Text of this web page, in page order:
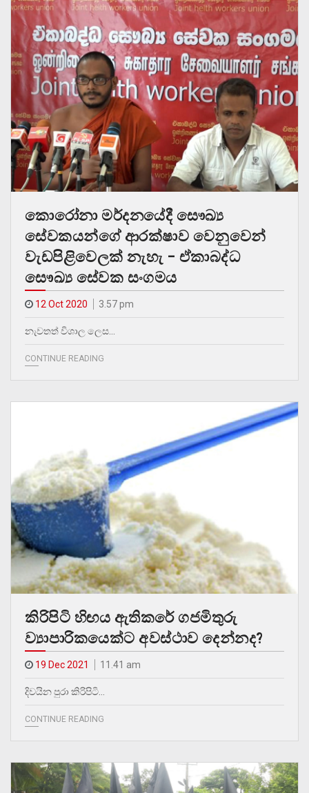
කොරෝනා මර්දනයේදී සෞඛ්‍ය
සේවකයන්ගේ ආරක්ෂාව වෙනුවෙන්
වැඩපිළිවෙලක් නැහැ – ඒකාබද්ධ
සෞඛ්‍ය සේවක සංගමය
12 Oct 2020 3.57 pm
නැවතත් විශාල ලෙස…
CONTINUE READING
කිරිපිටි හිඟය ඇතිකරේ ගජමිතුරු
ව්‍යාපාරිකයෙක්ට අවස්ථාව දෙන්නද?
19 Dec 2021 11.41 am
දිවයින පුරා කිරිපිටි…
CONTINUE READING